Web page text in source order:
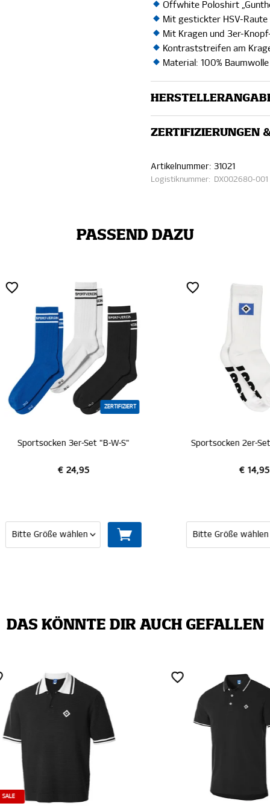
Offwhite Poloshirt
Mit gestickter HSV-
Mit Kragen und 3er-
Kontraststreifen am
Material: 100%
ZERTIFIZIERUNGEN
Artikelnummer: 31021
Logistiknummer: DX002680-001
PASSEND DAZU
ZERTIFIZIERT
3er-Set "B-W-S"
€ 24,95 € 14,95
DAS KÖNNTE DIR AUCH GEFALLEN